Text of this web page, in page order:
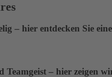
– hier entdecken Sie
Teamgeist – hier zeigen